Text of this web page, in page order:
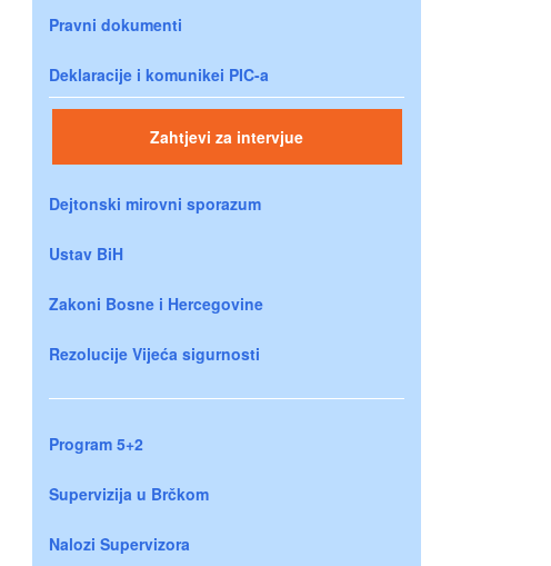
Pravni dokumenti
Deklaracije i komunikei PIC-a
Zahtjevi za intervjue
Dejtonski mirovni sporazum
Ustav BiH
Zakoni Bosne i Hercegovine
Rezolucije Vijeća sigurnosti
Program 5+2
Supervizija u Brčkom
Nalozi Supervizora